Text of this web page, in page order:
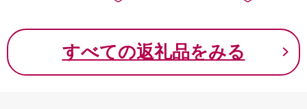
すべての返礼品をみる